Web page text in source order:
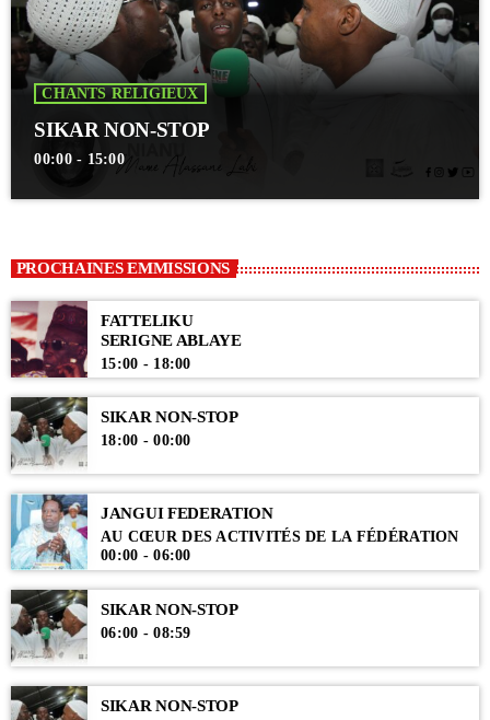
CHANTS RELIGIEUX
SIKAR NON-STOP
00:00 - 15:00
PROCHAINES EMMISSIONS
FATTELIKU
SERIGNE ABLAYE
15:00 - 18:00
SIKAR NON-STOP
18:00 - 00:00
JANGUI FEDERATION
AU CŒUR DES ACTIVITÉS DE LA FÉDÉRATION
00:00 - 06:00
SIKAR NON-STOP
06:00 - 08:59
SIKAR NON-STOP